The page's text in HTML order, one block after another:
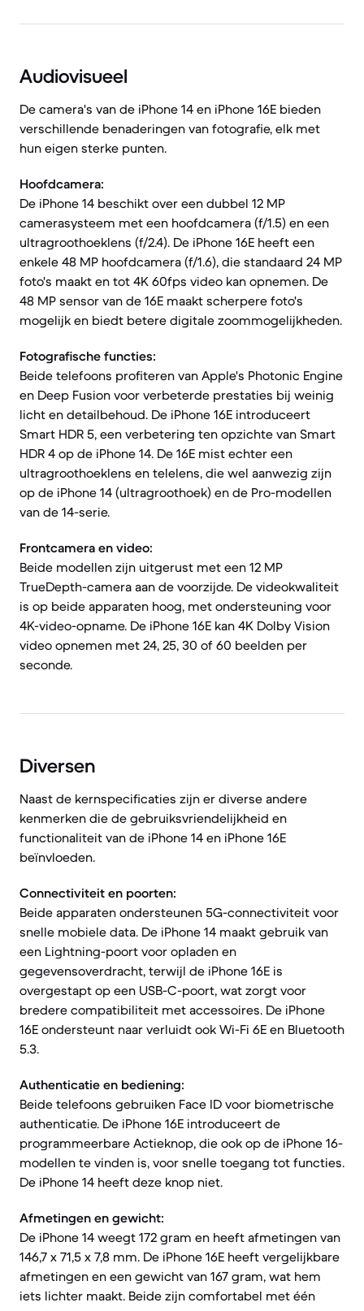
Audiovisueel
De camera's van de iPhone 14 en iPhone 16E bieden
verschillende benaderingen van fotografie, elk met
hun eigen sterke punten.
Hoofdcamera:
De iPhone 14 beschikt over een dubbel 12 MP
camerasysteem met een hoofdcamera (f/1.5) en een
ultragroothoeklens (f/2.4). De iPhone 16E heeft een
enkele 48 MP hoofdcamera (f/1.6), die standaard 24 MP
foto's maakt en tot 4K 60fps video kan opnemen. De
48 MP sensor van de 16E maakt scherpere foto's
mogelijk en biedt betere digitale zoommogelijkheden.
Fotografische functies:
Beide telefoons profiteren van Apple's Photonic Engine
en Deep Fusion voor verbeterde prestaties bij weinig
licht en detailbehoud. De iPhone 16E introduceert
Smart HDR 5, een verbetering ten opzichte van Smart
HDR 4 op de iPhone 14. De 16E mist echter een
ultragroothoeklens en telelens, die wel aanwezig zijn
op de iPhone 14 (ultragroothoek) en de Pro-modellen
van de 14-serie.
Frontcamera en video:
Beide modellen zijn uitgerust met een 12 MP
TrueDepth-camera aan de voorzijde. De videokwaliteit
is op beide apparaten hoog, met ondersteuning voor
4K-video-opname. De iPhone 16E kan 4K Dolby Vision
video opnemen met 24, 25, 30 of 60 beelden per
seconde.
Diversen
Naast de kernspecificaties zijn er diverse andere
kenmerken die de gebruiksvriendelijkheid en
functionaliteit van de iPhone 14 en iPhone 16E
beïnvloeden.
Connectiviteit en poorten:
Beide apparaten ondersteunen 5G-connectiviteit voor
snelle mobiele data. De iPhone 14 maakt gebruik van
een Lightning-poort voor opladen en
gegevensoverdracht, terwijl de iPhone 16E is
overgestapt op een USB-C-poort, wat zorgt voor
bredere compatibiliteit met accessoires. De iPhone
16E ondersteunt naar verluidt ook Wi-Fi 6E en Bluetooth
5.3.
Authenticatie en bediening:
Beide telefoons gebruiken Face ID voor biometrische
authenticatie. De iPhone 16E introduceert de
programmeerbare Actieknop, die ook op de iPhone 16-
modellen te vinden is, voor snelle toegang tot functies.
De iPhone 14 heeft deze knop niet.
Afmetingen en gewicht:
De iPhone 14 weegt 172 gram en heeft afmetingen van
146,7 x 71,5 x 7,8 mm. De iPhone 16E heeft vergelijkbare
afmetingen en een gewicht van 167 gram, wat hem
iets lichter maakt. Beide zijn comfortabel met één